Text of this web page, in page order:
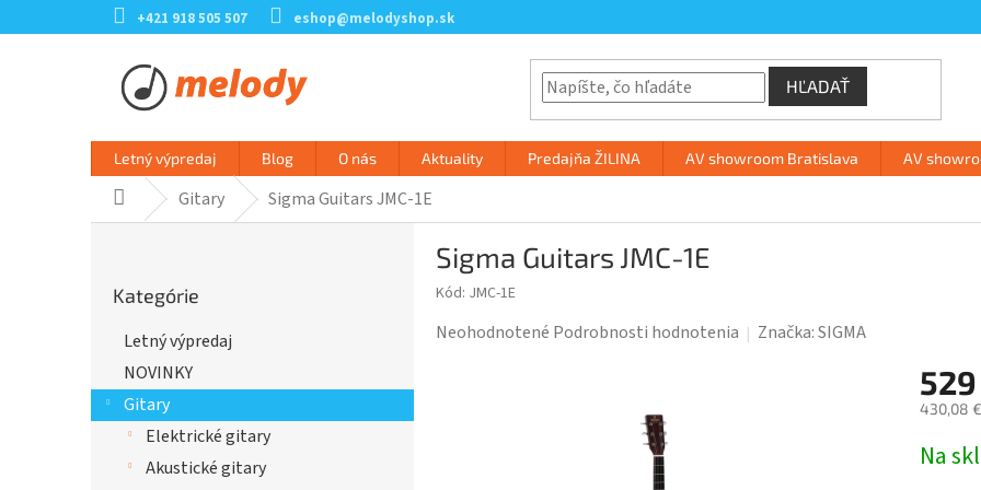
na
+421 918 505 507 eshop@melodyshop.sk
HĽADAŤ
Letný výpredaj Blog O nás Aktuality Predajňa ŽILINA AV showroom Bratislava AV
DomovGitary Sigma Guitars JMC-1E
e
kategórie
Kategórie
Letný výpredaj
NOVINKY
Gitary
Elektrické gitary
Akustické gitary
Sigma Guitars JMC-1E
Kód: JMC-1E
Priemerné
Neohodnotené Podrobnosti hodnotenia Značka:SIGMA
430,08
cena:
Na